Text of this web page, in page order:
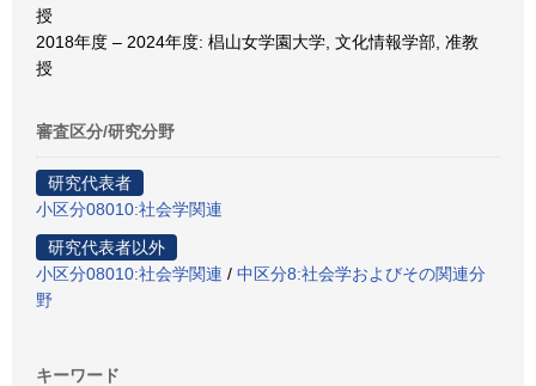
授
2018年度 – 2024年度: 椙山女学園大学, 文化情報学部, 准教
授
審査区分/研究分野
研究代表者
小区分08010:社会学関連
研究代表者以外
小区分08010:社会学関連 / 中区分8:社会学およびその関連分
野
キーワード